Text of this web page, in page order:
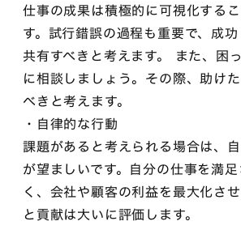
仕事の成果は積極的に可視化する
す。試行錯誤の過程も重要で、成
共有すべきと考えます。 また、困
に相談しましょう。その際、助け
べきと考えます。
・自律的な行動
課題があると考えられる場合は、
が望ましいです。自分の仕事を満
く、会社や顧客の利益を最大化さ
と貢献は大いに評価します。